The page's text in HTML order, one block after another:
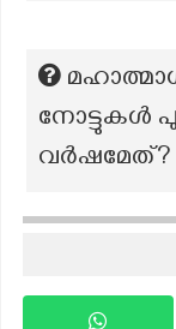
നോട്ടുകൾ
വർഷമേത്?